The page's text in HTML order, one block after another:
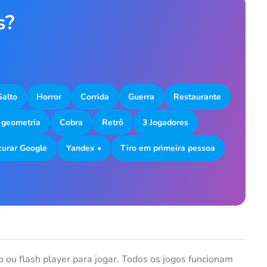
Cancelar Comentário
Eu sou um garoto
Eu sou uma garota
Horror Corrida Guerra Restaurante
Cobra Retrô 3 Jogadores
Google Yandex • Tiro em primeira pessoa
flash player para jogar. Todos os jogos funcionam